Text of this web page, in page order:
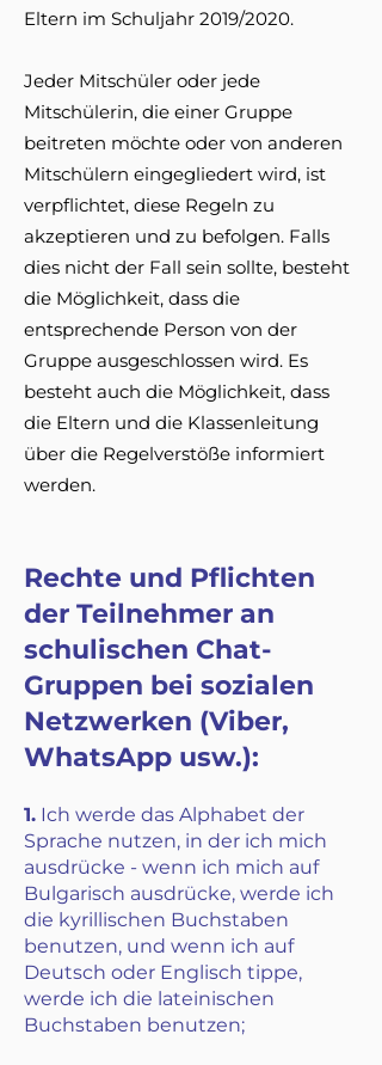
Eltern im Schuljahr 2019/2020.
Jeder Mitschüler oder jede
Mitschülerin, die einer Gruppe
beitreten möchte oder von anderen
Mitschülern eingegliedert wird, ist
verpflichtet, diese Regeln zu
akzeptieren und zu befolgen. Falls
dies nicht der Fall sein sollte, besteht
die Möglichkeit, dass die
entsprechende Person von der
Gruppe ausgeschlossen wird. Es
besteht auch die Möglichkeit, dass
die Eltern und die Klassenleitung
über die Regelverstöße informiert
werden.
Rechte und Pflichten
der Teilnehmer an
schulischen Chat-
Gruppen bei sozialen
Netzwerken (Viber,
WhatsApp usw.):
1. Ich werde das Alphabet der
Sprache nutzen, in der ich mich
ausdrücke - wenn ich mich auf
Bulgarisch ausdrücke, werde ich
die kyrillischen Buchstaben
benutzen, und wenn ich auf
Deutsch oder Englisch tippe,
werde ich die lateinischen
Buchstaben benutzen;